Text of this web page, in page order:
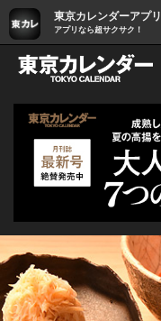
東京カレンダーアプリ
アプリなら超サクサク！